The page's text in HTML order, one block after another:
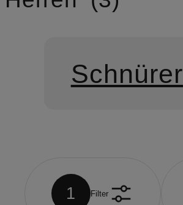
Schnürer
1 Filter